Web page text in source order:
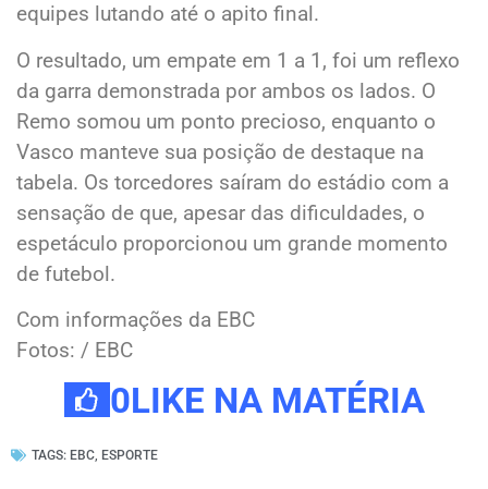
equipes lutando até o apito final.
O resultado, um empate em 1 a 1, foi um reflexo
da garra demonstrada por ambos os lados. O
Remo somou um ponto precioso, enquanto o
Vasco manteve sua posição de destaque na
tabela. Os torcedores saíram do estádio com a
sensação de que, apesar das dificuldades, o
espetáculo proporcionou um grande momento
de futebol.
Com informações da EBC
Fotos: / EBC
0LIKE NA MATÉRIA
TAGS: EBC ESPORTE